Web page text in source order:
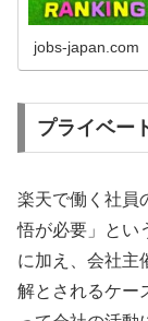
jobs-japan.com
プライベー
楽天で働く社員
悟が必要」とい
に加え、会社主
解とされるケー